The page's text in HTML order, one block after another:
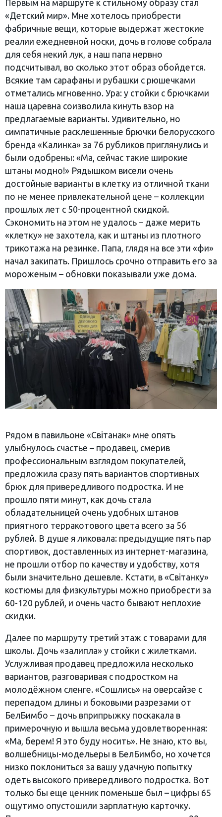
Первым на маршруте к стильному образу стал
«Детский мир». Мне хотелось приобрести
фабричные вещи, которые выдержат жестокие
реалии ежедневной носки, дочь в голове собрала
для себя некий лук, а наш папа нервно
подсчитывал, во сколько этот образ обойдется.
Всякие там сарафаны и рубашки с рюшечками
отметались мгновенно. Ура: у стойки с брючками
наша царевна соизволила кинуть взор на
предлагаемые варианты. Удивительно, но
симпатичные расклешенные брючки белорусского
бренда «Калинка» за 76 рубликов приглянулись и
были одобрены: «Ма, сейчас такие широкие
штаны модно!» Рядышком висели очень
достойные варианты в клетку из отличной ткани
по не менее привлекательной цене – коллекции
прошлых лет с 50-процентной скидкой.
Сэкономить на этом не удалось – даже мерить
«клетку» не захотела, как и штаны из плотного
трикотажа на резинке. Папа, глядя на все эти «фи»
начал закипать. Пришлось срочно отправить его за
мороженым – обновки показывали уже дома.
Рядом в павильоне «Світанак» мне опять
улыбнулось счастье – продавец, смерив
профессиональным взглядом покупателей,
предложила сразу пять вариантов спортивных
брюк для привередливого подростка. И не
прошло пяти минут, как дочь стала
обладательницей очень удобных штанов
приятного терракотового цвета всего за 56
рублей. В душе я ликовала: предыдущие пять пар
спортивок, доставленных из интернет-магазина,
не прошли отбор по качеству и удобству, хотя
были значительно дешевле. Кстати, в «Світанку»
костюмы для физкультуры можно приобрести за
60-120 рублей, и очень часто бывают неплохие
скидки.
Далее по маршруту третий этаж с товарами для
школы. Дочь «залипла» у стойки с жилетками.
Услужливая продавец предложила несколько
вариантов, разговаривая с подростком на
молодёжном сленге. «Сошлись» на оверсайзе с
перепадом длины и боковыми разрезами от
БелБимбо – дочь вприпрыжку поскакала в
примерочную и вышла весьма удовлетворенная:
«Ма, берем! Я это буду носить». Не знаю, кто вы,
волшебницы-модельеры в БелБимбо, но хочется
низко поклониться за вашу удачную попытку
одеть высокого привередливого подростка. Вот
только бы еще ценник поменьше был – цифры 65
ощутимо опустошили зарплатную карточку.